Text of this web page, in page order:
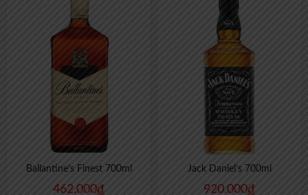
Ballantine’s Finest 700ml
462.000₫
Jack Daniel’s 700ml
920.000₫